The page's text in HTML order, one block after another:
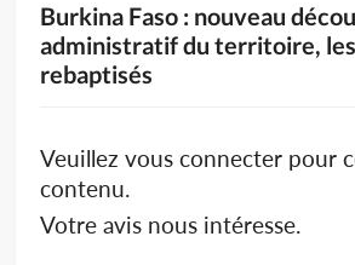
Burkina Faso : nouveau
administratif du territoire,
rebaptisés
Veuillez vous connecter pour
contenu.
Votre avis nous intéresse.